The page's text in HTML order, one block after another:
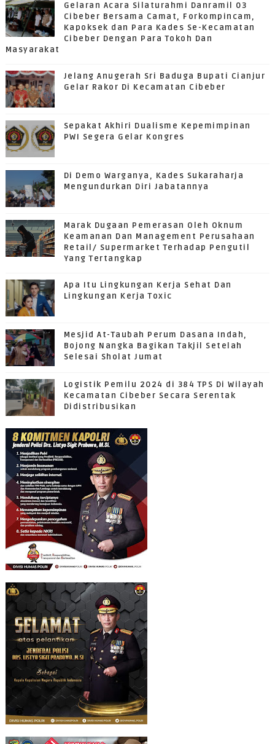
Gelaran Acara Silaturahmi Danramil 03
Cibeber Bersama Camat, Forkompincam,
Kapoksek dan Para Kades Se-Kecamatan
Cibeber Dengan Para Tokoh Dan
Masyarakat
Jelang Anugerah Sri Baduga Bupati Cianjur
Gelar Rakor Di Kecamatan Cibeber
Sepakat Akhiri Dualisme Kepemimpinan
PWI Segera Gelar Kongres
Di Demo Warganya, Kades Sukaraharja
Mengundurkan Diri Jabatannya
Marak Dugaan Pemerasan Oleh Oknum
Keamanan Dan Management Perusahaan
Retail/ Supermarket Terhadap Pengutil
Yang Tertangkap
Apa Itu Lingkungan Kerja Sehat Dan
Lingkungan Kerja Toxic
Mesjid At-Taubah Perum Dasana Indah,
Bojong Nangka Bagikan Takjil Setelah
Selesai Sholat Jumat
Logistik Pemilu 2024 di 384 TPS Di Wilayah
Kecamatan Cibeber Secara Serentak
Didistribusikan